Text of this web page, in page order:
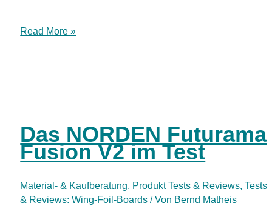
Test:
Wing
inklusive
Boom
Read More »
Das NORDEN Futurama
Fusion V2 im Test
Material- & Kaufberatung, Produkt Tests & Reviews,Tests
& Reviews: Wing-Foil-Boards / Von Bernd Matheis